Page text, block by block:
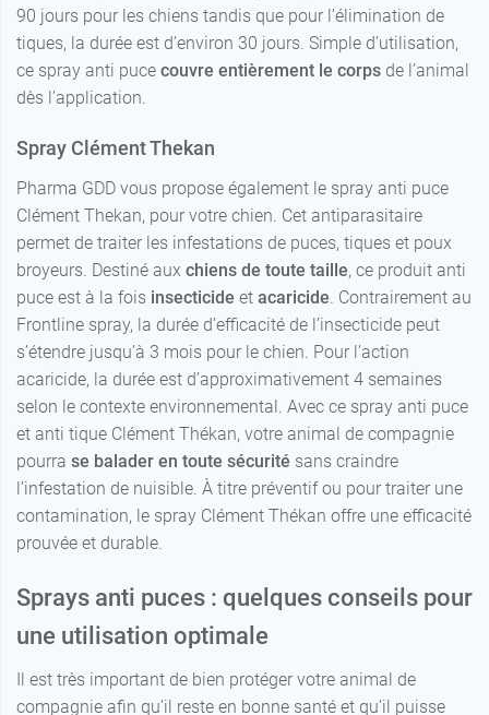
90 jours pour les chiens tandis que pour l’élimination de
tiques, la durée est d’environ 30 jours. Simple d’utilisation,
ce spray anti puce couvre entièrement le corps de l’animal
dès l’application.
Spray Clément Thekan
Pharma GDD vous propose également le spray anti puce
Clément Thekan, pour votre chien. Cet antiparasitaire
permet de traiter les infestations de puces, tiques et poux
broyeurs. Destiné aux chiens de toute taille, ce produit anti
puce est à la fois insecticide et acaricide . Contrairement au
Frontline spray, la durée d’efficacité de l’insecticide peut
s’étendre jusqu’à 3 mois pour le chien. Pour l’action
acaricide, la durée est d’approximativement 4 semaines
selon le contexte environnemental. Avec ce spray anti puce
et anti tique Clément Thékan, votre animal de compagnie
pourra se balader en toute sécurité sans craindre
l’infestation de nuisible. À titre préventif ou pour traiter une
contamination, le spray Clément Thékan offre une efficacité
prouvée et durable.
Sprays anti puces : quelques conseils pour
une utilisation optimale
Il est très important de bien protéger votre animal de
compagnie afin qu’il reste en bonne santé et qu’il puisse